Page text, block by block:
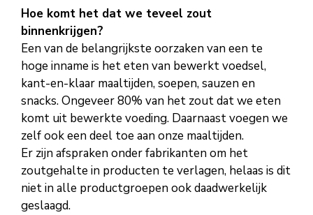
Hoe komt het dat we teveel zout
binnenkrijgen?
Een van de belangrijkste oorzaken van een te
hoge inname is het eten van bewerkt voedsel,
kant-en-klaar maaltijden, soepen, sauzen en
snacks. Ongeveer 80% van het zout dat we eten
komt uit bewerkte voeding. Daarnaast voegen we
zelf ook een deel toe aan onze maaltijden.
Er zijn afspraken onder fabrikanten om het
zoutgehalte in producten te verlagen, helaas is dit
niet in alle productgroepen ook daadwerkelijk
geslaagd.